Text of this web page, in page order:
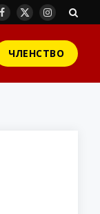
Facebook
X
Instagram
ЧЛЕНСТВО